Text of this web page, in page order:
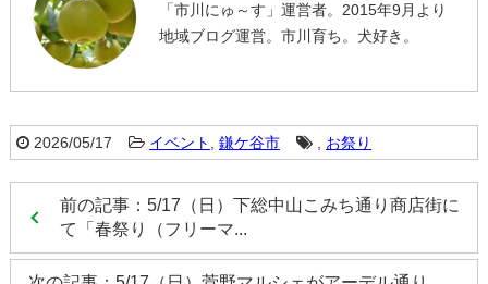
「市川にゅ～す」運営者。2015年9月より
地域ブログ運営。市川育ち。犬好き。
2026/05/17 イベント , 鎌ケ谷市 , お祭り
前の記事：5/17（日）下総中山こみち通り商店街に
て「春祭り（フリーマ...